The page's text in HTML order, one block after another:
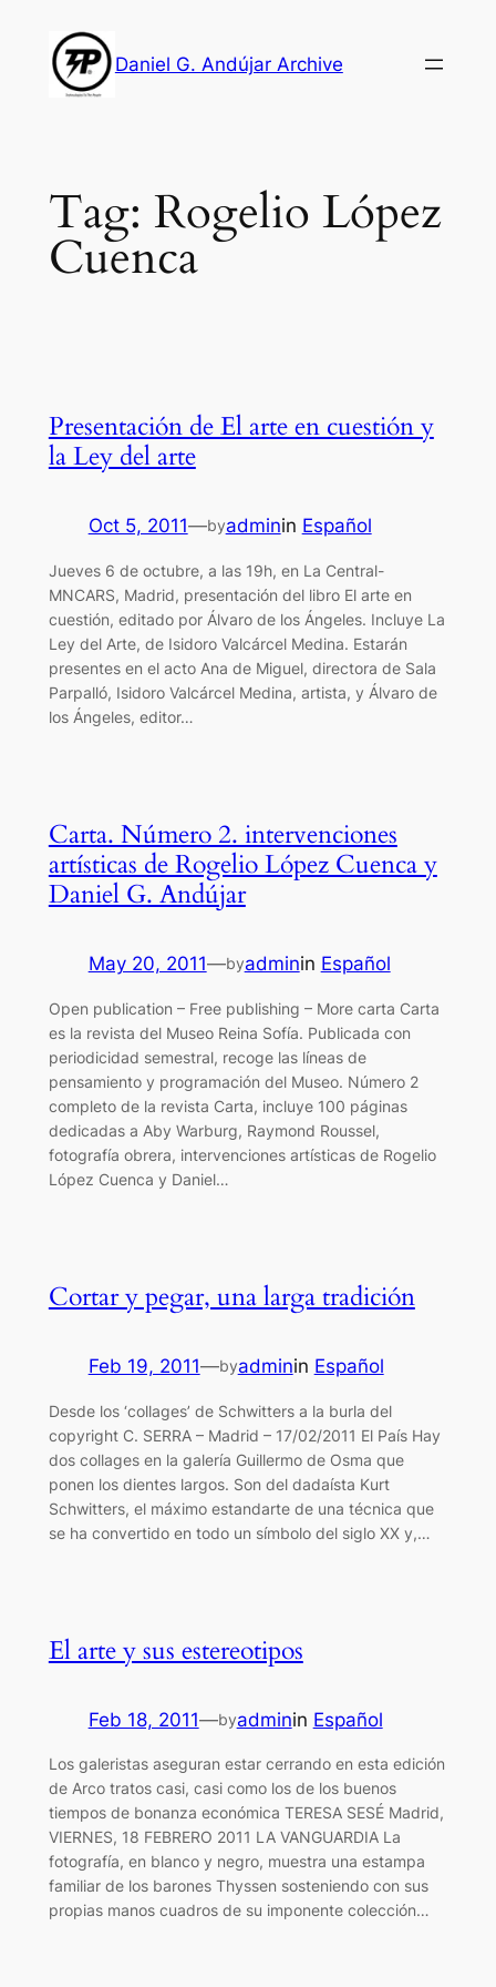
content
Daniel G. Andújar Archive
Tag: Rogelio López
Cuenca
Presentación de El arte en cuestión y
la Ley del arte
Oct 5, 2011—byadminin Español
Jueves 6 de octubre, a las 19h, en La Central-
MNCARS, Madrid, presentación del libro El arte en
cuestión, editado por Álvaro de los Ángeles. Incluye La
Ley del Arte, de Isidoro Valcárcel Medina. Estarán
presentes en el acto Ana de Miguel, directora de Sala
Parpalló, Isidoro Valcárcel Medina, artista, y Álvaro de
los Ángeles, editor…
Carta. Número 2. intervenciones
artísticas de Rogelio López Cuenca y
Daniel G. Andújar
May 20, 2011—byadminin Español
Open publication – Free publishing – More carta Carta
es la revista del Museo Reina Sofía. Publicada con
periodicidad semestral, recoge las líneas de
pensamiento y programación del Museo. Número 2
completo de la revista Carta, incluye 100 páginas
dedicadas a Aby Warburg, Raymond Roussel,
fotografía obrera, intervenciones artísticas de Rogelio
López Cuenca y Daniel…
Cortar y pegar, una larga tradición
Feb 19, 2011—byadminin Español
Desde los ‘collages’ de Schwitters a la burla del
copyright C. SERRA – Madrid – 17/02/2011 El País Hay
dos collages en la galería Guillermo de Osma que
ponen los dientes largos. Son del dadaísta Kurt
Schwitters, el máximo estandarte de una técnica que
se ha convertido en todo un símbolo del siglo XX y,…
El arte y sus estereotipos
Feb 18, 2011—byadminin Español
Los galeristas aseguran estar cerrando en esta edición
de Arco tratos casi, casi como los de los buenos
tiempos de bonanza económica TERESA SESÉ Madrid,
VIERNES, 18 FEBRERO 2011 LA VANGUARDIA La
fotografía, en blanco y negro, muestra una estampa
familiar de los barones Thyssen sosteniendo con sus
propias manos cuadros de su imponente colección…